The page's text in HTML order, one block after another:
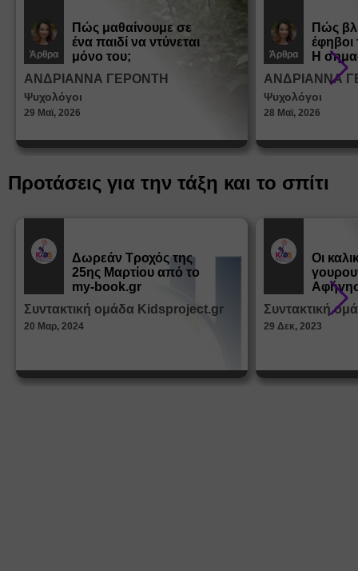
Άρθρα
Πώς μαθαίνουμε σε
ένα παιδί να ντύνεται
μόνο του;
ΑΝΔΡΙΑΝΝΑ ΓΕΡΟΝΤΗ
Ψυχολόγοι
29 Μαϊ, 2026
Άρθρα
Πώς
Η
στη
ΑΝΔΡΙΑΝΝΑ
Ψυχολόγοι
28 Μαϊ, 2026
Προτάσεις για την τάξη και το σπίτι
Δωρεάν Tροχός της
25ης Μαρτίου από το
my-book.gr
Συντακτική ομάδα Kidsproject.gr
20 Μαρ, 2024
Οι
από τα
Συντακτική
29 Δεκ, 2023